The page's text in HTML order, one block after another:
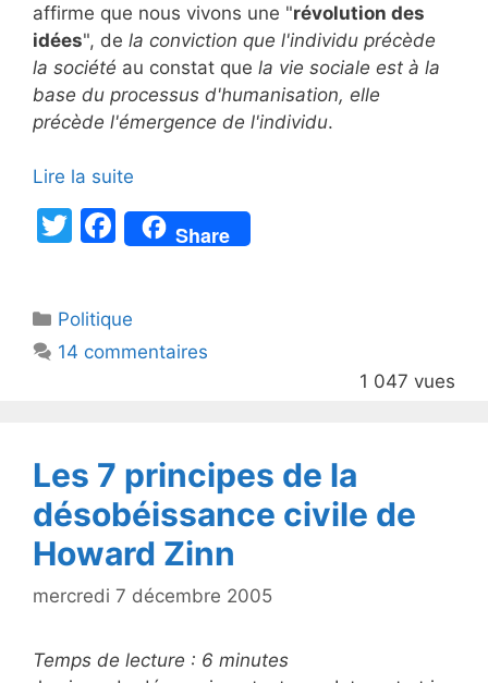
affirme que nous vivons une "révolution des
idées", de la conviction que l'individu précède
la société au constat que la vie sociale est à la
base du processus d'humanisation, elle
précède l'émergence de l'individu.
Lire la suite
T
er
F
a
e
b
k
Share
Catégories
Politique
14 commentaires
1 047 vues
Les 7 principes de la
désobéissance civile de
Howard Zinn
mercredi 7 décembre 2005
Temps de lecture : 6 minutes